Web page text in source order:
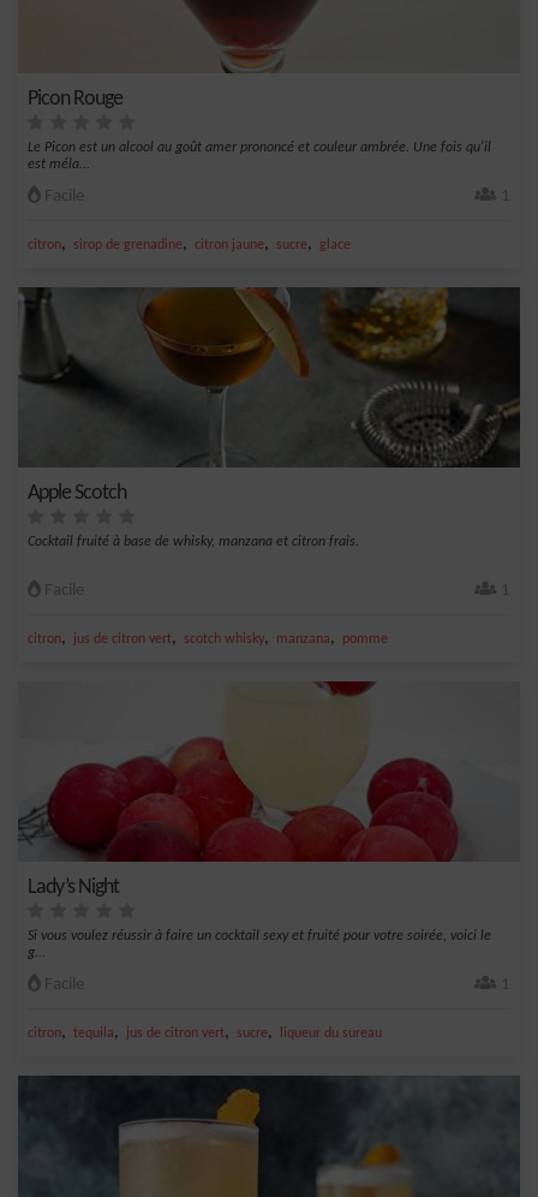
Picon Rouge
Le Picon est un alcool au goût amer prononcé et couleur ambrée. Une fois qu'il
est méla...
Facile 1
citron, sirop de grenadine, citron jaune, sucre, glace
Apple Scotch
Cocktail fruité à base de whisky, manzana et citron frais.
Facile 1
citron, jus de citron vert, scotch whisky, manzana, pomme
Lady’s Night
Si vous voulez réussir à faire un cocktail sexy et fruité pour votre soirée, voici le
g...
Facile 1
citron, tequila, jus de citron vert, sucre, liqueur du sureau